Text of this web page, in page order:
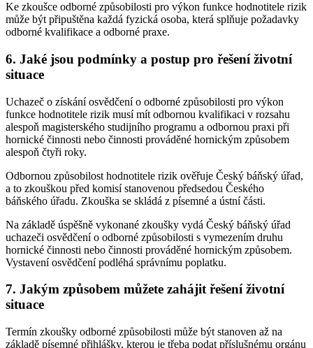
Ke zkoušce odborné způsobilosti pro výkon funkce hodnotitele rizik
může být připuštěna každá fyzická osoba, která splňuje požadavky
odborné kvalifikace a odborné praxe.
6. Jaké jsou podmínky a postup pro řešení životní
situace
Uchazeč o získání osvědčení o odborné způsobilosti pro výkon
funkce hodnotitele rizik musí mít odbornou kvalifikaci v rozsahu
alespoň magisterského studijního programu a odbornou praxi při
hornické činnosti nebo činnosti prováděné hornickým způsobem
alespoň čtyři roky.
Odbornou způsobilost hodnotitele rizik ověřuje Český báňský úřad,
a to zkouškou před komisí stanovenou předsedou Českého
báňského úřadu. Zkouška se skládá z písemné a ústní části.
Na základě úspěšně vykonané zkoušky vydá Český báňský úřad
uchazeči osvědčení o odborné způsobilosti s vymezením druhu
hornické činnosti nebo činnosti prováděné hornickým způsobem.
Vystavení osvědčení podléhá správnímu poplatku.
7. Jakým způsobem můžete zahájit řešení životní
situace
Termín zkoušky odborné způsobilosti může být stanoven až na
základě písemné přihlášky, kterou je třeba podat příslušnému orgánu